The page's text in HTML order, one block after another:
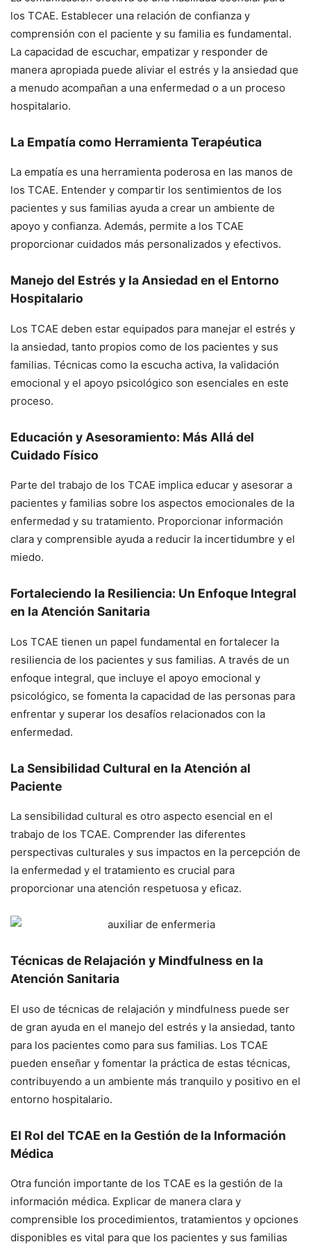
los TCAE. Establecer una relación de confianza y
comprensión con el paciente y su familia es fundamental.
La capacidad de escuchar, empatizar y responder de
manera apropiada puede aliviar el estrés y la ansiedad que
a menudo acompañan a una enfermedad o a un proceso
hospitalario.
La Empatía como Herramienta Terapéutica
La empatía es una herramienta poderosa en las manos de
los TCAE. Entender y compartir los sentimientos de los
pacientes y sus familias ayuda a crear un ambiente de
apoyo y confianza. Además, permite a los TCAE
proporcionar cuidados más personalizados y efectivos.
Manejo del Estrés y la Ansiedad en el Entorno
Hospitalario
Los TCAE deben estar equipados para manejar el estrés y
la ansiedad, tanto propios como de los pacientes y sus
familias. Técnicas como la escucha activa, la validación
emocional y el apoyo psicológico son esenciales en este
proceso.
Educación y Asesoramiento: Más Allá del
Cuidado Físico
Parte del trabajo de los TCAE implica educar y asesorar a
pacientes y familias sobre los aspectos emocionales de la
enfermedad y su tratamiento. Proporcionar información
clara y comprensible ayuda a reducir la incertidumbre y el
miedo.
Fortaleciendo la Resiliencia: Un Enfoque Integral
en la Atención Sanitaria
Los TCAE tienen un papel fundamental en fortalecer la
resiliencia de los pacientes y sus familias. A través de un
enfoque integral, que incluye el apoyo emocional y
psicológico, se fomenta la capacidad de las personas para
enfrentar y superar los desafíos relacionados con la
enfermedad.
La Sensibilidad Cultural en la Atención al
Paciente
La sensibilidad cultural es otro aspecto esencial en el
trabajo de los TCAE. Comprender las diferentes
perspectivas culturales y sus impactos en la percepción de
la enfermedad y el tratamiento es crucial para
proporcionar una atención respetuosa y eficaz.
Técnicas de Relajación y Mindfulness en la
Atención Sanitaria
El uso de técnicas de relajación y mindfulness puede ser
de gran ayuda en el manejo del estrés y la ansiedad, tanto
para los pacientes como para sus familias. Los TCAE
pueden enseñar y fomentar la práctica de estas técnicas,
contribuyendo a un ambiente más tranquilo y positivo en el
entorno hospitalario.
El Rol del TCAE en la Gestión de la Información
Médica
Otra función importante de los TCAE es la gestión de la
información médica. Explicar de manera clara y
comprensible los procedimientos, tratamientos y opciones
disponibles es vital para que los pacientes y sus familias